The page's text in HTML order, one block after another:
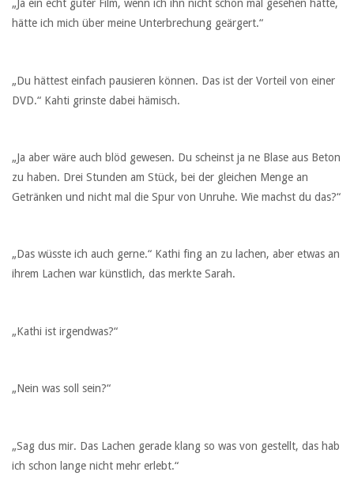
„Ja ein echt guter Film, wenn ich ihn nicht schon mal gesehen hätte,
hätte ich mich über meine Unterbrechung geärgert.“
„Du hättest einfach pausieren können. Das ist der Vorteil von einer
DVD.“ Kahti grinste dabei hämisch.
„Ja aber wäre auch blöd gewesen. Du scheinst ja ne Blase aus Beton
zu haben. Drei Stunden am Stück, bei der gleichen Menge an
Getränken und nicht mal die Spur von Unruhe. Wie machst du das?“
„Das wüsste ich auch gerne.“ Kathi fing an zu lachen, aber etwas an
ihrem Lachen war künstlich, das merkte Sarah.
„Kathi ist irgendwas?“
„Nein was soll sein?“
„Sag dus mir. Das Lachen gerade klang so was von gestellt, das hab
ich schon lange nicht mehr erlebt.“